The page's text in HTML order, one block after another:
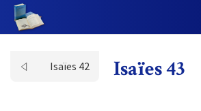
Isaïes 42 Isaïes 43